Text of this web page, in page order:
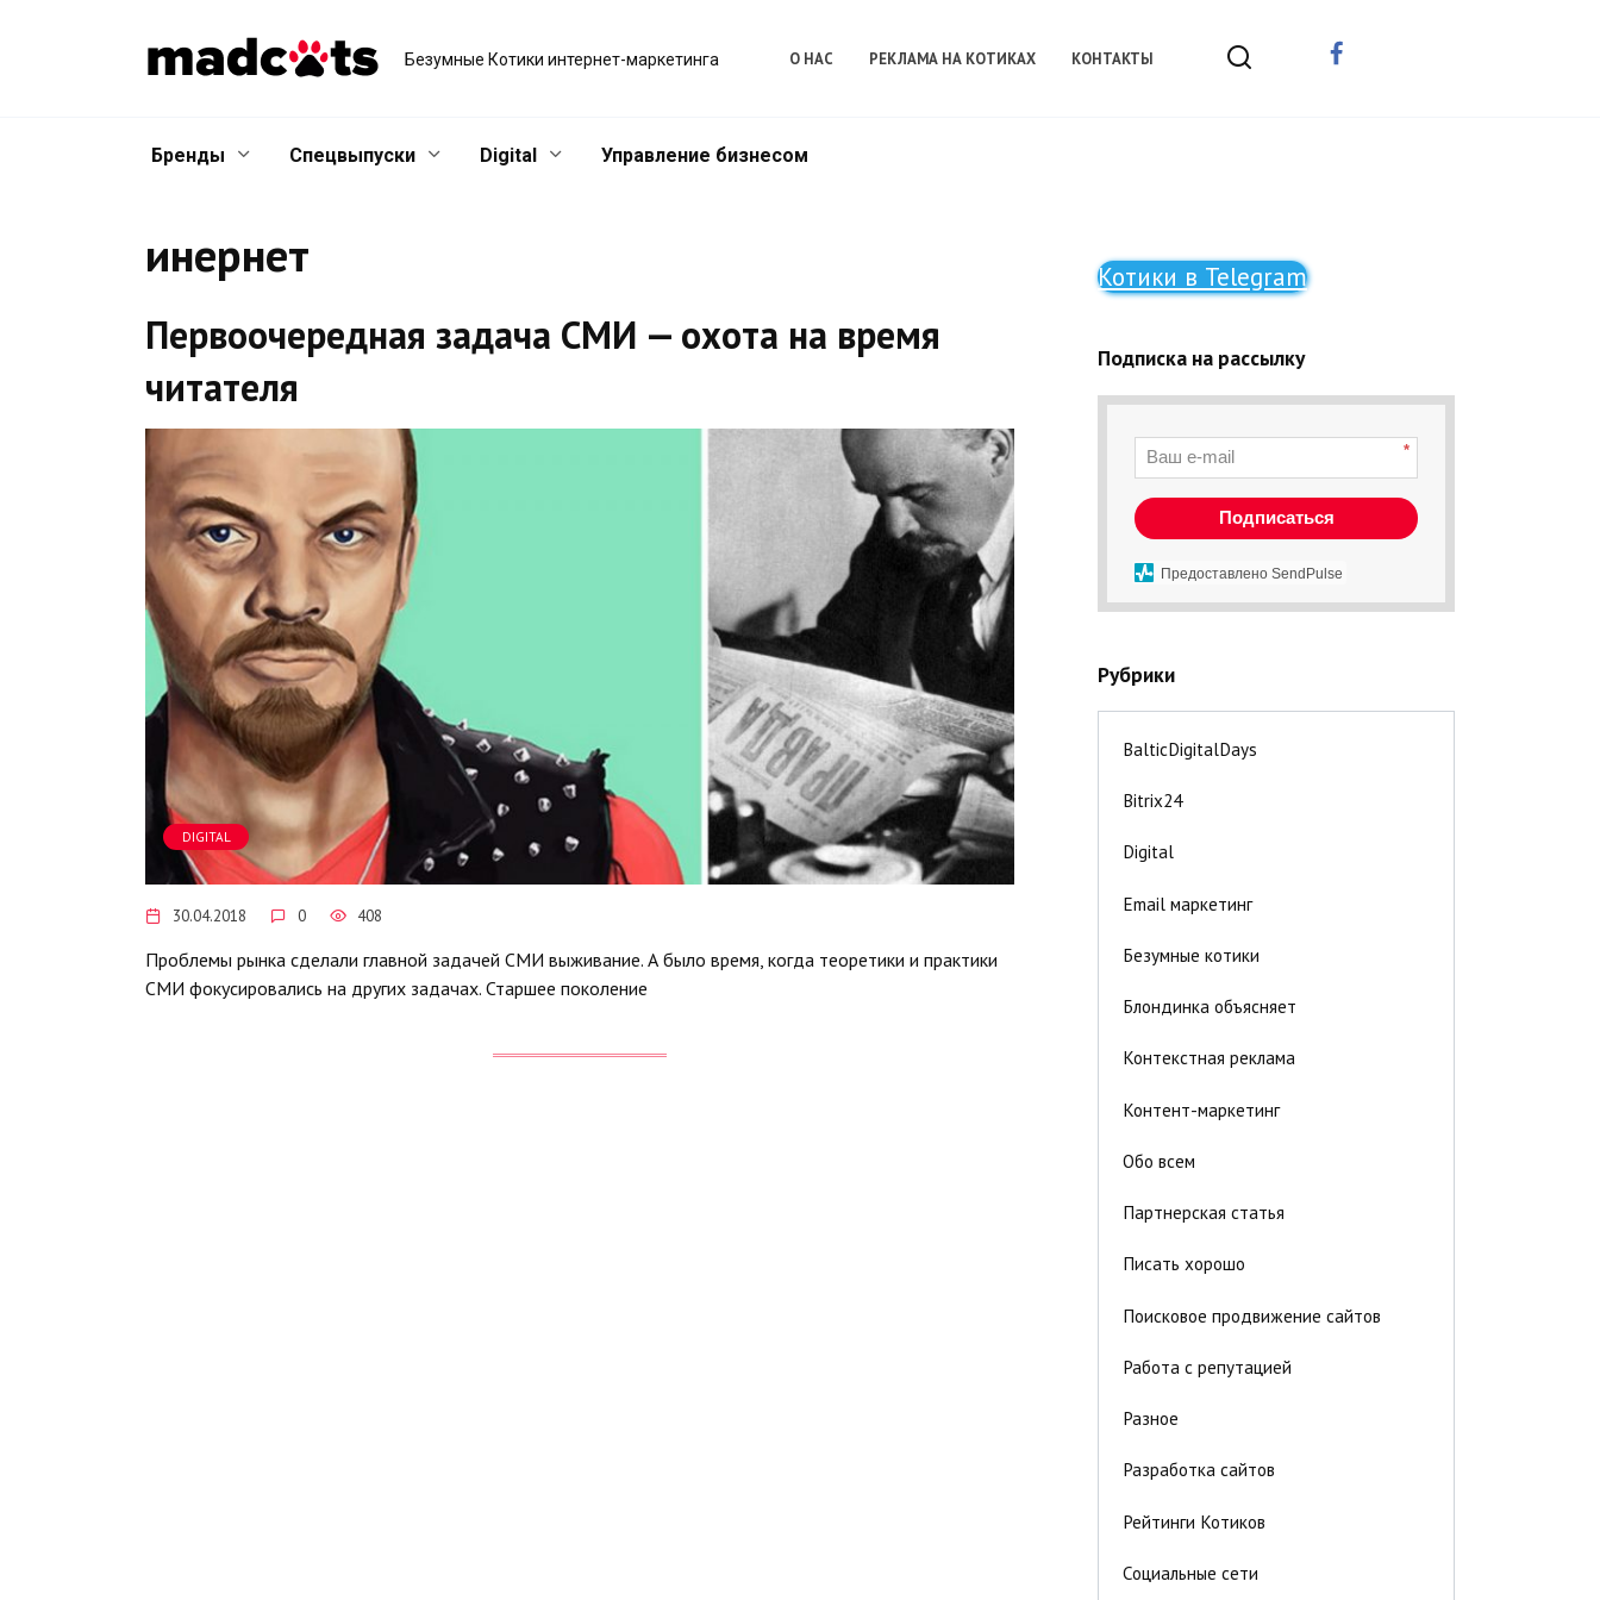
Безумные Котики интернет-маркетинга О НАС РЕКЛАМА НА КОТИКАХ КОНТАКТЫ
Бренды Спецвыпуски Digital Управление бизнесом
инернет
Первоочередная задача СМИ — охота на время
читателя
DIGITAL
30.04.2018 0 408
Проблемы рынка сделали главной задачей СМИ выживание. А было время, когда теоретики и практики
СМИ фокусировались на других задачах. Старшее поколение
Котики в Telegram
Подписка на рассылку
*
Подписаться
Предоставлено SendPulse
Рубрики
BalticDigitalDays
Bitrix24
Digital
Email маркетинг
Безумные котики
Блондинка объясняет
Контекстная реклама
Контент-маркетинг
Обо всем
Партнерская статья
Писать хорошо
Поисковое продвижение сайтов
Работа с репутацией
Разное
Разработка сайтов
Рейтинги Котиков
Социальные сети